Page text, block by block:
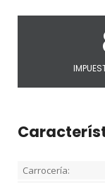
Carrocería: